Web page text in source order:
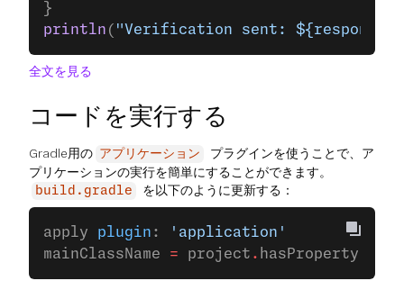
}
println ( "Verification sent:
全文を見る
コードを実行する
Gradle用の アプリケーション
プラグインを使うことで、ア
プリケーションの実行を簡単にすることができます。
build.gradle を以下のように更新する：
apply plugin :
'application'
mainClassName = project . hasProperty(